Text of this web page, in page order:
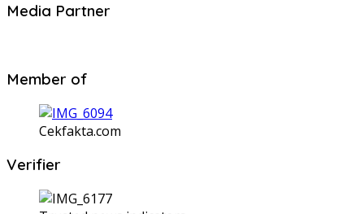
Media Partner
Member of
Cekfakta.com
Verifier